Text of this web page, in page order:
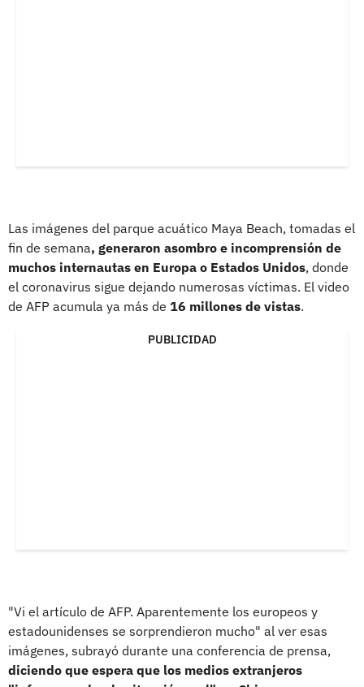
Las imágenes del parque acuático Maya Beach, tomadas el
fin de semana, generaron asombro e incomprensión de
muchos internautas en Europa o Estados Unidos, donde
el coronavirus sigue dejando numerosas víctimas. El video
de AFP acumula ya más de 16 millones de vistas.
PUBLICIDAD
"Vi el artículo de AFP. Aparentemente los europeos y
estadounidenses se sorprendieron mucho" al ver esas
imágenes, subrayó durante una conferencia de prensa,
diciendo que espera que los medios extranjeros